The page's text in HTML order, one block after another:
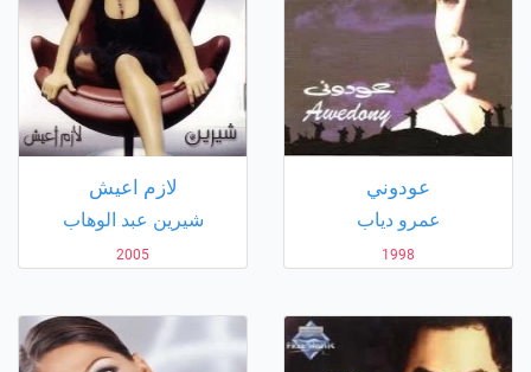
عودوني
عمرو دياب
1998
لازم اعيش
شيرين عبد الوهاب
2005